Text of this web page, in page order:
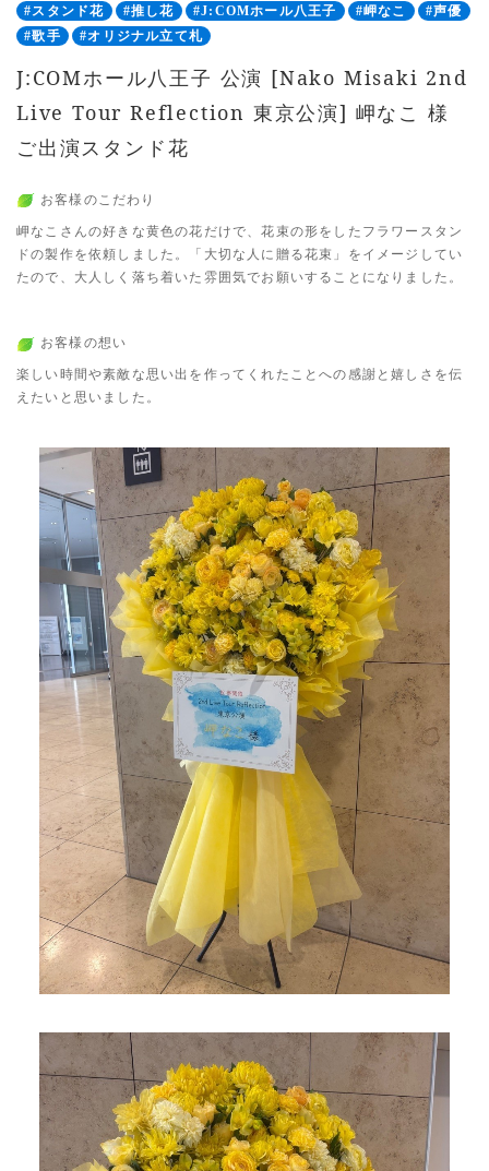
#スタンド花
#推し花 #J:COMホール八王子 #岬なこ
#声優
#歌手
#オリジナル立て札
J:COMホール八王子 公演 [Nako Misaki 2nd
Live Tour Reflection 東京公演] 岬なこ 様
ご出演スタンド花
お客様のこだわり
岬なこさんの好きな黄色の花だけで、花束の形をしたフラワースタン
ドの製作を依頼しました。「大切な人に贈る花束」をイメージしてい
たので、大人しく落ち着いた雰囲気でお願いすることになりました。
お客様の想い
楽しい時間や素敵な思い出を作ってくれたことへの感謝と嬉しさを伝
えたいと思いました。